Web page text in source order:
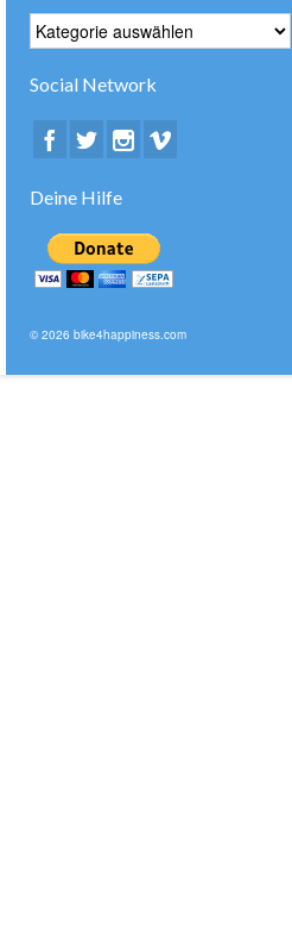
Kategorien
Social Network
Deine Hilfe
© 2026 bike4happiness.com